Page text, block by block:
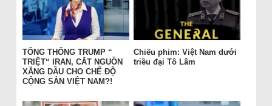
TỔNG THỐNG TRUMP “
TRIỆT“ IRAN, CẮT NGUỒN
XĂNG DẦU CHO CHẾ ĐỘ
CỘNG SẢN VIỆT NAM?!
Chiếu phim: Việt Nam dưới
triều đại Tô Lâm